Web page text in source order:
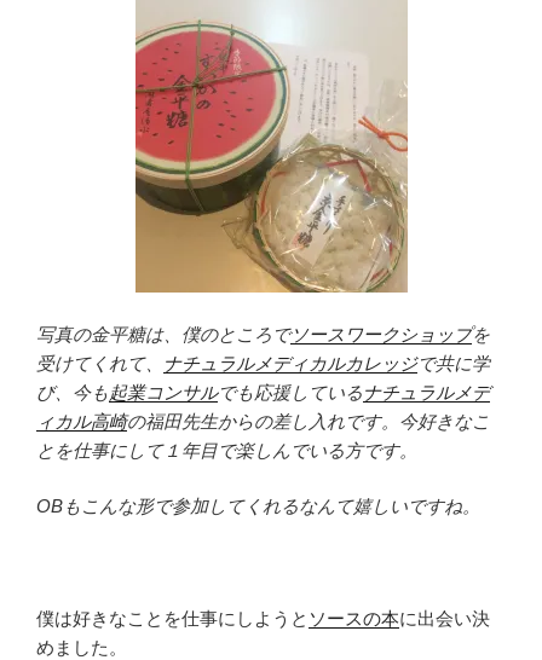
写真の金平糖は、僕のところでソースワークショップを
受けてくれて、
ナチュラルメディカルカレッジで共に学
び、今も 起業コンサルでも応援しているナチュラルメデ
ィカル高崎の福田先生からの差し入れです。今好きなこ
とを仕事にして１年目で楽しんでいる方です。
OBもこんな形で参加してくれるなんて嬉しいですね。
僕は好きなことを仕事にしようと ソースの本に出会い決
めました。